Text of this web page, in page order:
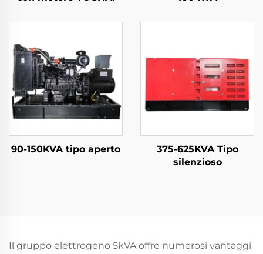
90-150KVA tipo aperto
375-625KVA Tipo
silenzioso
Il gruppo elettrogeno 5kVA offre numerosi vantaggi